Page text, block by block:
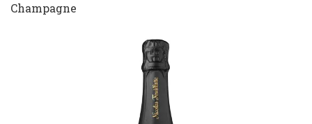
Champagne